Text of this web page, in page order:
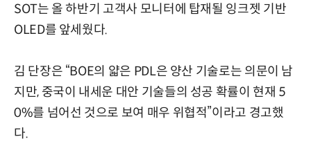
SOT는 올 하반기 고객사 모니터에 탑재될 잉크젯 기반
OLED를 앞세웠다.
김 단장은 “BOE의 얇은 PDL은 양산 기술로는 의문이 남
지만, 중국이 내세운 대안 기술들의 성공 확률이 현재 5
0%를 넘어선 것으로 보여 매우 위협적”이라고 경고했
다.